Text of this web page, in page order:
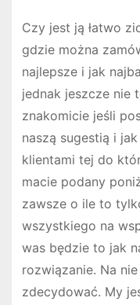
Czy jest ją łatwo
gdzie można
najlepsze i jak
jednak jeszcze nie
znakomicie jeśli
naszą sugestią i
klientami tej do
macie podany
zawsze o ile to
wszystkiego na
was będzie to jak
rozwiązanie. Na
zdecydować. My